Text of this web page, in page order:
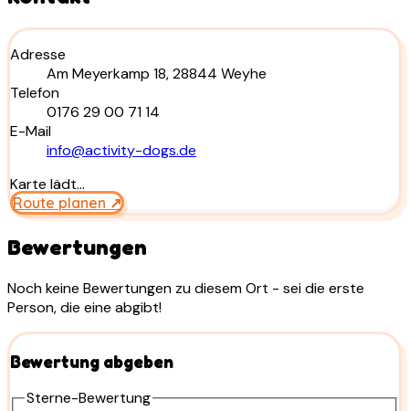
Adresse
Am Meyerkamp 18, 28844 Weyhe
Telefon
0176 29 00 71 14
E-Mail
info@activity-dogs.de
Karte lädt…
Route planen ↗
Bewertungen
Noch keine Bewertungen zu diesem Ort - sei die erste
Person, die eine abgibt!
Bewertung abgeben
Sterne-Bewertung